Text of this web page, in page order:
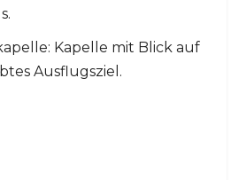
Kapelle mit Blick auf
Ausflugsziel.